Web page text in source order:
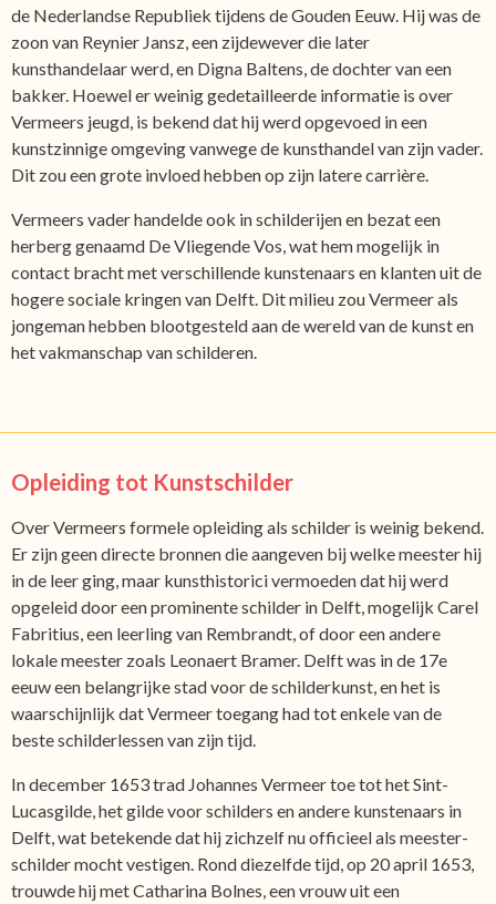
de Nederlandse Republiek tijdens de Gouden Eeuw. Hij was de
zoon van Reynier Jansz, een zijdewever die later
kunsthandelaar werd, en Digna Baltens, de dochter van een
bakker. Hoewel er weinig gedetailleerde informatie is over
Vermeers jeugd, is bekend dat hij werd opgevoed in een
kunstzinnige omgeving vanwege de kunsthandel van zijn vader.
Dit zou een grote invloed hebben op zijn latere carrière.
Vermeers vader handelde ook in schilderijen en bezat een
herberg genaamd De Vliegende Vos, wat hem mogelijk in
contact bracht met verschillende kunstenaars en klanten uit de
hogere sociale kringen van Delft. Dit milieu zou Vermeer als
jongeman hebben blootgesteld aan de wereld van de kunst en
het vakmanschap van schilderen.
Opleiding tot Kunstschilder
Over Vermeers formele opleiding als schilder is weinig bekend.
Er zijn geen directe bronnen die aangeven bij welke meester hij
in de leer ging, maar kunsthistorici vermoeden dat hij werd
opgeleid door een prominente schilder in Delft, mogelijk Carel
Fabritius, een leerling van Rembrandt, of door een andere
lokale meester zoals Leonaert Bramer. Delft was in de 17e
eeuw een belangrijke stad voor de schilderkunst, en het is
waarschijnlijk dat Vermeer toegang had tot enkele van de
beste schilderlessen van zijn tijd.
In december 1653 trad Johannes Vermeer toe tot het Sint-
Lucasgilde, het gilde voor schilders en andere kunstenaars in
Delft, wat betekende dat hij zichzelf nu officieel als meester-
schilder mocht vestigen. Rond diezelfde tijd, op 20 april 1653,
trouwde hij met Catharina Bolnes, een vrouw uit een